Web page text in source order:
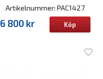
Artikelnummer: PAC1427
6 800 kr Köp